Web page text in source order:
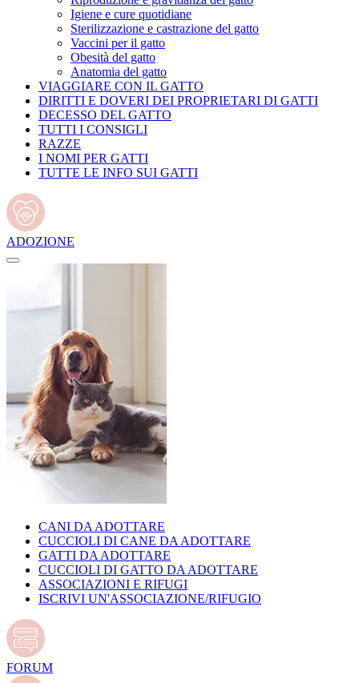
Igiene e cure quotidiane
Sterilizzazione e castrazione del gatto
Vaccini per il gatto
Obesità del gatto
Anatomia del gatto
VIAGGIARE CON IL GATTO
DIRITTI E DOVERI DEI PROPRIETARI DI GATTI
DECESSO DEL GATTO
TUTTI I CONSIGLI
RAZZE
I NOMI PER GATTI
TUTTE LE INFO SUI GATTI
ADOZIONE
CANI DA ADOTTARE
CUCCIOLI DI CANE DA ADOTTARE
GATTI DA ADOTTARE
CUCCIOLI DI GATTO DA ADOTTARE
ASSOCIAZIONI E RIFUGI
ISCRIVI UN'ASSOCIAZIONE/RIFUGIO
FORUM